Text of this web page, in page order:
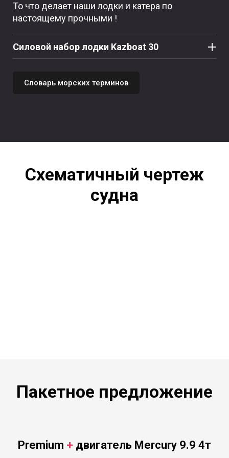
любой пробоине полностью залитой водой, при
полной загрузке, в соответствии с ГОСТ 19105 –
79 и ГОСТ 19356 – 79. Конструкция носовой
части лодки позволяет установить лодочный
мотор для тролинга. Установленные скамейки
перемещать их в соответствии с нуждами
То что делает наши лодки и катера по
настоящему прочными !
Силовой набор лодки Kazboat 30
Словарь морских терминов
Схематичный чертеж
судна
Пакетное предложение
Premium + двигатель Mercury 9.9 4т